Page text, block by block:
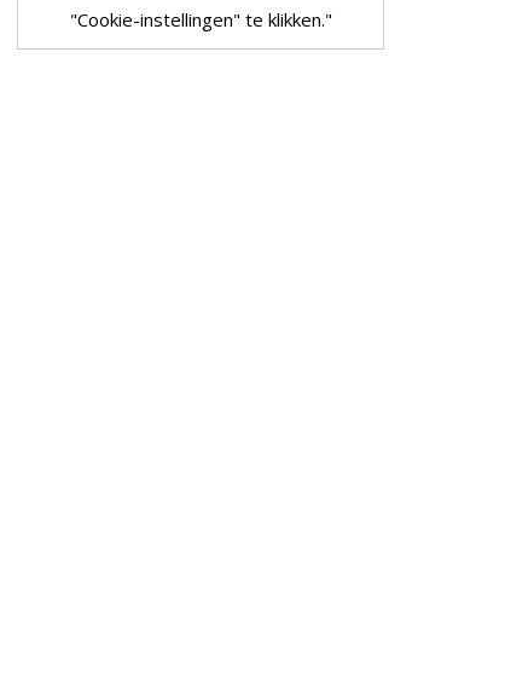
"Cookie-instellingen" te klikken."